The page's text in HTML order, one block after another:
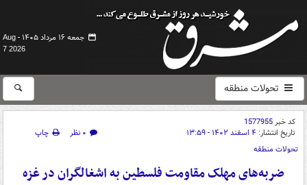
جمعه ۱۶ مرداد ۱۴۰۵ -
Aug
7 2026
تحولات منطقه
کد خبر1577955
تاریخ انتشار: ۴ اسفند ۱۴۰۲ - ۱۳:۵۹ ۰ نظر
چاپ
تحولات منطقه
ضربه‌های مهلک مقاومت فلسطین به اشغالگران در غزه